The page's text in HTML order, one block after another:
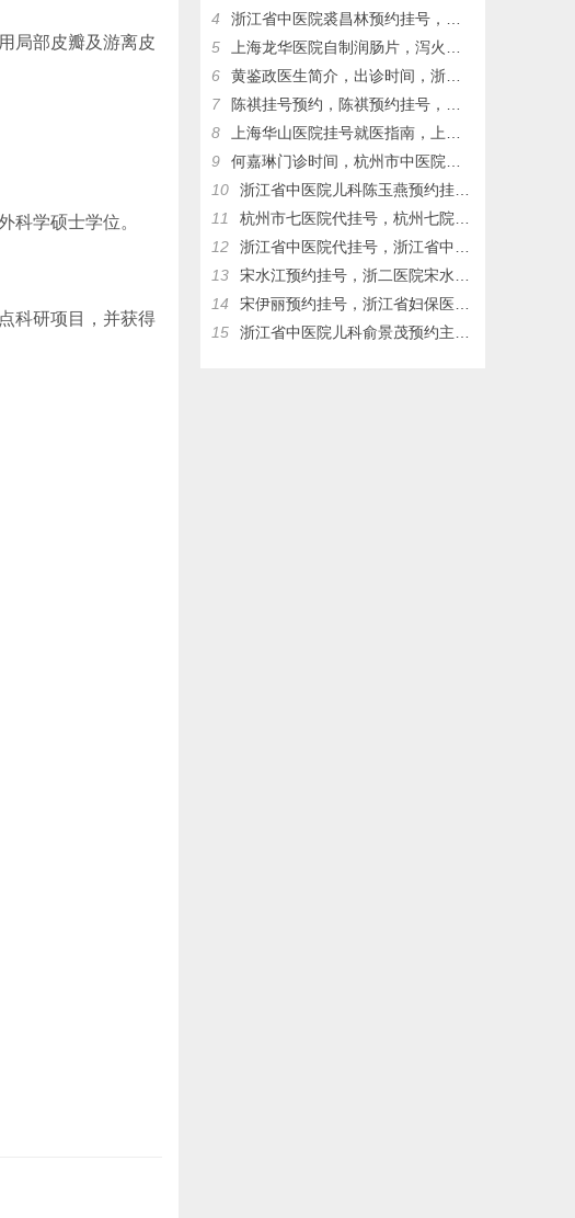
局部皮瓣及游离皮
科学硕士学位。
科研项目，并获得
4
浙江省中医院裘昌林预约挂号，裘昌林挂号预约，裘昌林专家门诊挂号，解决就医难顾虑
5
上海龙华医院自制润肠片，泻火通便，用于湿热內盛，便秘腹胀，习惯性便秘
6
黄鉴政医生简介，出诊时间，浙二医院代挂号，浙二医院黄鉴政预约挂号
7
陈祺挂号预约，陈祺预约挂号，杭州生长发育陈祺代挂号​，杭州生长发育陈祺帮人挂号
8
上海华山医院挂号就医指南，上海各大医院网上预约挂号代配药
9
何嘉琳门诊时间，杭州市中医院妇科何嘉琳网上预约挂号，杭州市中医院代挂号
10
浙江省中医院儿科陈玉燕预约挂号，陈玉燕擅长儿童自闭症
11
杭州市七医院代挂号，杭州七院儿童心理科周国岭网上预约挂号，周国岭门诊时间
12
浙江省中医院代挂号，浙江省中医院儿科俞景茂网上预约挂号，俞景茂门诊时间
13
宋水江预约挂号，浙二医院宋水江预约挂号，浙二医院代挂号
14
宋伊丽预约挂号，浙江省妇保医院宋伊丽网上挂号，浙江省妇保医院宋伊丽，浙江省妇保医院代挂号
15
浙江省中医院儿科俞景茂预约主任挂号热线17326083953